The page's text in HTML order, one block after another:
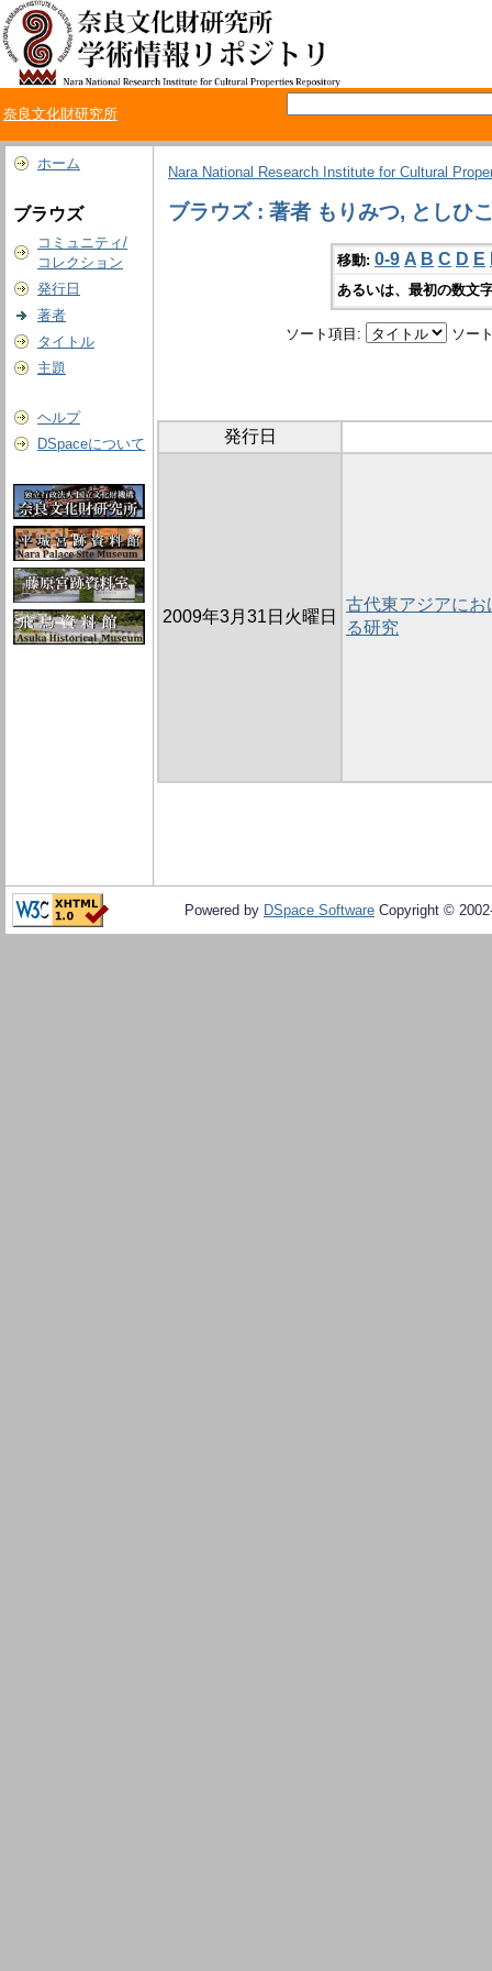
奈良文化財研究所
ホーム
ブラウズ
コミュニティ/
コレクション
発行日
著者
タイトル
主題
ヘルプ
DSpaceについて
Nara National Research Institute for Cultural
ブラウズ : 著者 もりみつ, としひ
移動: 0-9 A B C D E
あるいは、最初の数文
ソート項目: ソー
発行日
2009年3月31日火曜日
古代東アジアに
る研究
Powered by DSpace Software Copyright ©